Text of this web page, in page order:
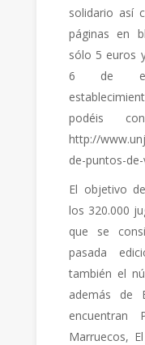
solidario así
páginas en
sólo 5 euros
6 de
podéis
http://
de-puntos-
El objetivo
los 320.000
que se
pasada
también el
además de
encuentran
Marruecos,